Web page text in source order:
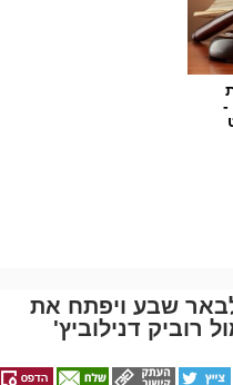
לתעשייה ישראלית חכמה "עידן
-
שבע ויפתח את
דנילוביץ'